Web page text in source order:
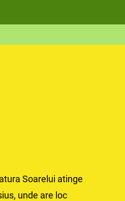
Soarelui atinge
unde are loc